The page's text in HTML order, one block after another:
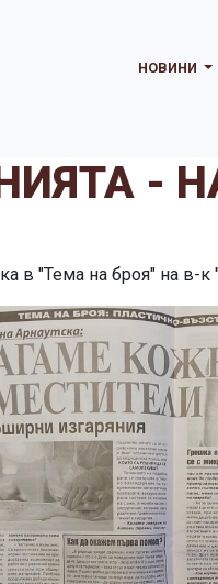
НОВИНИ
-
в "Тема на броя" на в-к